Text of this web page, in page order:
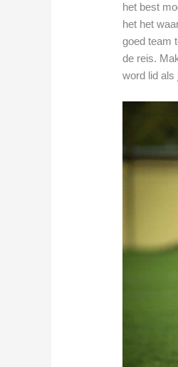
het best
het het
goed team
de reis.
word lid als